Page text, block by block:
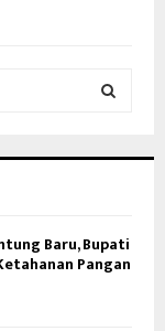
R
Baru, Bupati
Pangan